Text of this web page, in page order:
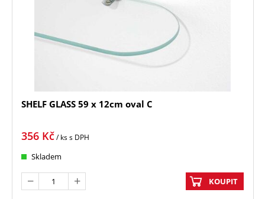
SHELF GLASS 59 x 12cm oval C
356 Kč/ kss DPH
Skladem
KOUPIT